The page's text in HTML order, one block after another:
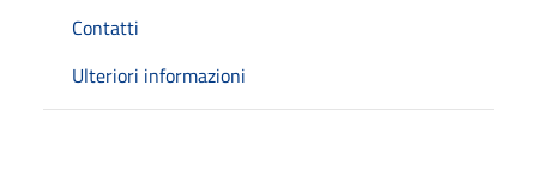
Contatti
Ulteriori informazioni